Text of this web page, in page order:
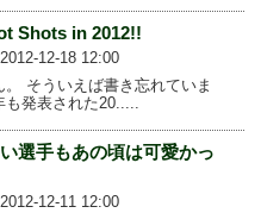
Shots in 2012!!
12-18 12:00
。 そういえば書き忘れていま
も発表された20.....
選手もあの頃は可愛かっ
12-11 12:00